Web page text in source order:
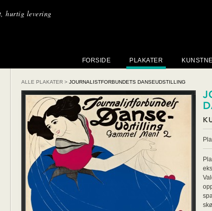
hurtig levering
FORSIDE PLAKATER
ALLE PLAKATER > JOURNALISTFORBUNDETS DANSEUDSTILLING